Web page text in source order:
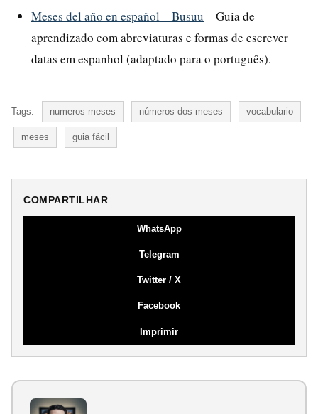
Meses del año en español – Busuu – Guia de
aprendizado com abreviaturas e formas de escrever
datas em espanhol (adaptado para o português).
Tags: numeros meses números dos meses vocabulario
meses guia fácil
COMPARTILHAR
WhatsApp
Telegram
Twitter / X
Facebook
Imprimir